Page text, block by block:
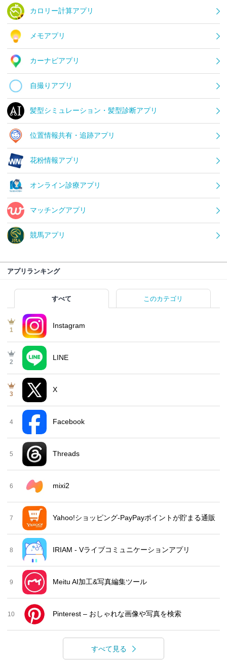
カロリー計算アプリ
メモアプリ
カーナビアプリ
自撮りアプリ
髪型シミュレーション・髪型診断アプリ
位置情報共有・追跡アプリ
花粉情報アプリ
オンライン診療アプリ
マッチングアプリ
競馬アプリ
アプリランキング
すべて このカテゴリ
1
Instagram
2
LINE
3
X
4 Facebook
5 Threads
6 mixi2
7 Yahoo!ショッピング-PayPayポイントが貯まる通販
8 IRIAM - Vライブコミュニケーションアプリ
9 Meitu AI加工&写真編集ツール
10 Pinterest – おしゃれな画像や写真を検索
すべて見る